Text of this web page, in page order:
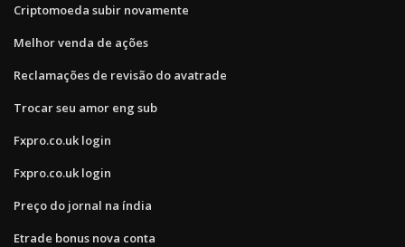
Criptomoeda subir novamente
Melhor venda de ações
Reclamações de revisão do avatrade
Trocar seu amor eng sub
Fxpro.co.uk login
Fxpro.co.uk login
Preço do jornal na índia
Etrade bonus nova conta